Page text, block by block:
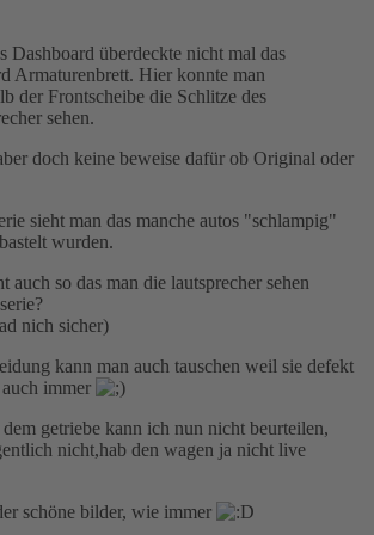
Dashboard überdeckte nicht mal das
Armaturenbrett. Hier konnte man
der Frontscheibe die Schlitze des
sehen.
doch keine beweise dafür ob Original oder
sieht man das manche autos "schlampig"
wurden.
auch so das man die lautsprecher sehen
nich sicher)
kann man auch tauschen weil sie defekt
immer
getriebe kann ich nun nicht beurteilen,
nicht,hab den wagen ja nicht live
schöne bilder, wie immer